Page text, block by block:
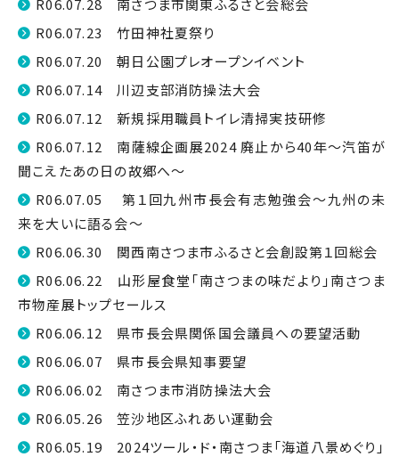
R06.07.28 南さつま市関東ふるさと会総会
R06.07.23 竹田神社夏祭り
R06.07.20 朝日公園プレオープンイベント
R06.07.14 川辺支部消防操法大会
R06.07.12 新規採用職員トイレ清掃実技研修
R06.07.12 南薩線企画展2024 廃止から40年～汽笛が
聞こえたあの日の故郷へ～
R06.07.05 第１回九州市長会有志勉強会～九州の未
来を大いに語る会～
R06.06.30 関西南さつま市ふるさと会創設第１回総会
R06.06.22 山形屋食堂「南さつまの味だより」南さつま
市物産展トップセールス
R06.06.12 県市長会県関係国会議員への要望活動
R06.06.07 県市長会県知事要望
R06.06.02 南さつま市消防操法大会
R06.05.26 笠沙地区ふれあい運動会
R06.05.19 2024ツール・ド・南さつま「海道八景めぐり」